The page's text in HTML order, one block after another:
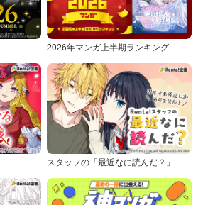
2026年マンガ上半期ランキング
スタッフの「最近なに読んだ？」